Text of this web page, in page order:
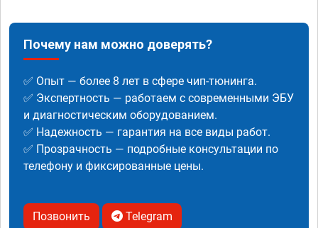
Почему нам можно доверять?
✅ Опыт — более 8 лет в сфере чип-тюнинга.
✅ Экспертность — работаем с современными ЭБУ
и диагностическим оборудованием.
✅ Надежность — гарантия на все виды работ.
✅ Прозрачность — подробные консультации по
телефону и фиксированные цены.
Позвонить Telegram